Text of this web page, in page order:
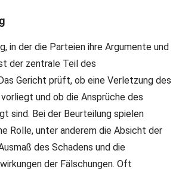
in der die Parteien ihre Argumente und
der zentrale Teil des
Gericht prüft, ob eine Verletzung des
und ob die Ansprüche des
sind. Bei der Beurteilung spielen
Rolle, unter anderem die Absicht der
des Schadens und die
der Fälschungen. Oft